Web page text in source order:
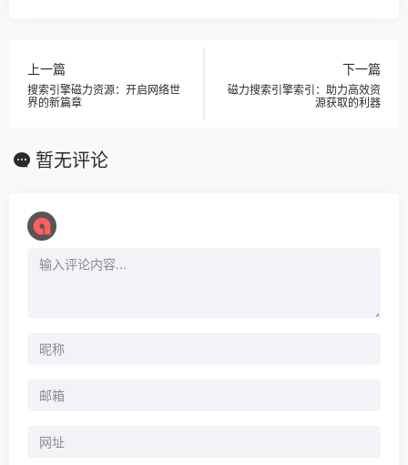
上一篇
搜索引擎磁力资源：开启网络世
界的新篇章
下一篇
磁力搜索引擎索引：助力高效资
源获取的利器
暂无评论